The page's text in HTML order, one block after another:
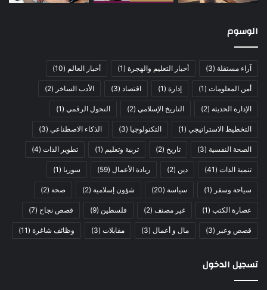
الوسوم
آراء مستقلة (3) أخبار التعليم والهجرة (1) أخبار العالم (10)
أمن المعلومات (1) إدارة (1) اقتصاد (3) الأدب الساخر (2)
الإدارة الحديثة (2) التاريخ الإسلامي (2) التحول الرقمي (1)
التخطيط الاستراتيجي (1) التكنولوجيا (3) الذكاء الاصطناعي (3)
الصحة النفسية (3) تاريخ (2) تربية وتعليم (1) تطوير الذات (4)
تنمية الذات (41) دين (2) ريادة الأعمال (59) سوريا (1)
سياحة وسفر (1) سياسة (20) شؤون إسلامية (2) صحة (2)
عصارة الكتب (1) غير مصنف (2) فلسطين (9) قصص نجاح (7)
قصص وعبر (3) مال و أعمال (3) مقابلات (3) وظائف شاغرة (11)
تسجيل الدخول